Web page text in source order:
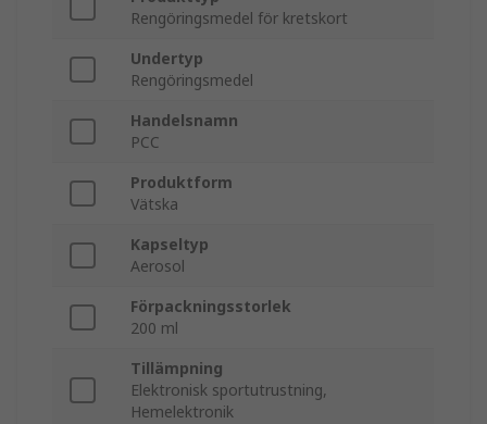
Rengöringsmedel för kretskort
Undertyp
Rengöringsmedel
Handelsnamn
PCC
Produktform
Vätska
Kapseltyp
Aerosol
Förpackningsstorlek
200 ml
Tillämpning
Elektronisk sportutrustning,
Hemelektronik